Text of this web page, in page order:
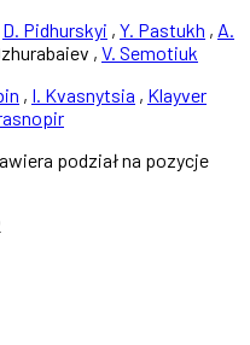
D. Pidhurskyi , Y. Pastukh , A.
, V. Semotiuk
, I. Kvasnytsia , Klayver
podział na pozycje